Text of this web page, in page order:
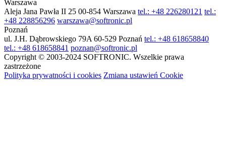
Warszawa
Aleja Jana Pawła II 25 00-854 Warszawa tel.: +48 226280121 tel.:
+48 228856296 warszawa@softronic.pl
Poznań
ul. J.H. Dąbrowskiego 79A 60-529 Poznań tel.: +48 618658840
tel.: +48 618658841 poznan@softronic.pl
Copyright © 2003-2024 SOFTRONIC. Wszelkie prawa
zastrzeżone
Polityka prywatności i cookies Zmiana ustawień Cookie